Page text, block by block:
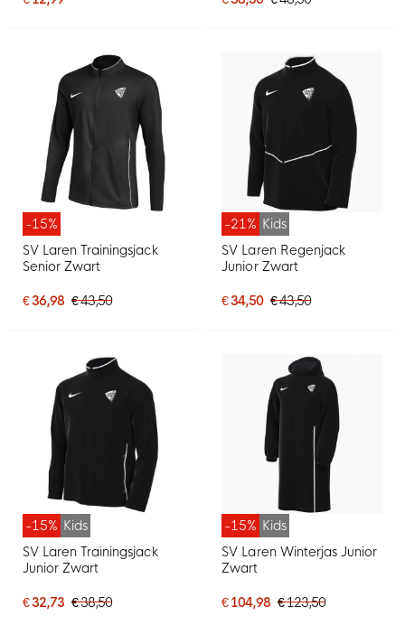
-15%
SV Laren Trainingsjack
Senior Zwart
€ 36,98 € 43,50
-21% Kids
SV Laren Regenjack
Junior Zwart
€ 34,50 € 43,50
-15% Kids
SV Laren Trainingsjack
Junior Zwart
€ 32,73 € 38,50
-15% Kids
SV Laren Winterjas Junior
Zwart
€ 104,98 € 123,50